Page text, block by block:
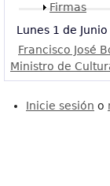
Mostrar
Firmas
Lunes 1 de
Francisco José
Ministro de
Inicie sesión o